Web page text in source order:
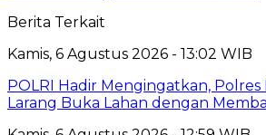
Berita Terkait
Kamis, 6 Agustus 2026 - 13:02 WIB
POLRI Hadir Mengingatkan,
Larang Buka Lahan dengan